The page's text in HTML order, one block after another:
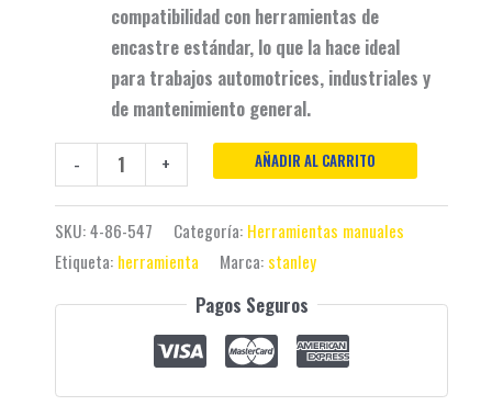
compatibilidad con herramientas de
encastre estándar, lo que la hace ideal
para trabajos automotrices, industriales y
de mantenimiento general.
- + AÑADIR AL CARRITO
SKU:4-86-547 Categoría: Herramientas manuales
Etiqueta: herramienta Marca: stanley
Pagos Seguros